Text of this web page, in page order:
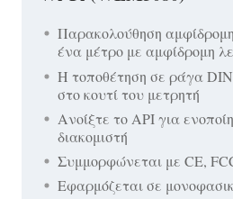
Παρακολούθηση
ένα μέτρο με αμφίδρομη
Η τοποθέτηση σε ράγα
στο κουτί του μετρητή
Ανοίξτε το API για
διακομιστή
Συμμορφώνεται με CE,
Εφαρμόζεται σε